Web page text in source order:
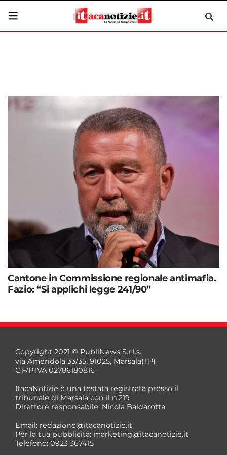
Cantone in Commissione regionale antimafia.
Fazio: “Si applichi legge 241/90”
Copyright 2021 © PubliNews S.r.l.s.
via Amendola 33/35, 91025, Marsala(TP)
C.F/P.IVA 02786180816
ItacaNotizie è una testata registrata presso il
tribunale di Marsala con il n.219
Direttore responsabile: Nicola Baldarotta
Email: redazione@itacanotizie.it
Per la tua pubblicità: marketing@itacanotizie.it
Telefono: 0923 367415